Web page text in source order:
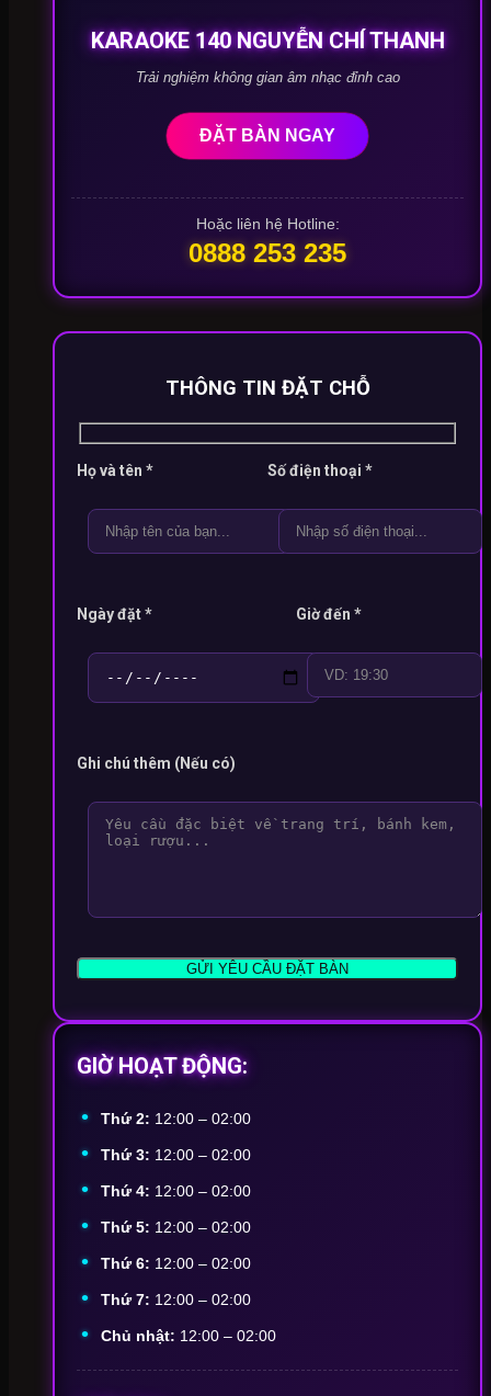
KARAOKE 140 NGUYỄN CHÍ THANH
Trải nghiệm không gian âm nhạc đỉnh cao
ĐẶT BÀN NGAY
Hoặc liên hệ Hotline:
0888 253 235
THÔNG TIN ĐẶT CHỖ
Họ và tên * Số điện thoại *
Ngày đặt * Giờ đến *
Ghi chú thêm (Nếu có)
GIỜ HOẠT ĐỘNG:
Thứ 2: 12:00 – 02:00
Thứ 3: 12:00 – 02:00
Thứ 4: 12:00 – 02:00
Thứ 5: 12:00 – 02:00
Thứ 6: 12:00 – 02:00
Thứ 7: 12:00 – 02:00
Chủ nhật: 12:00 – 02:00